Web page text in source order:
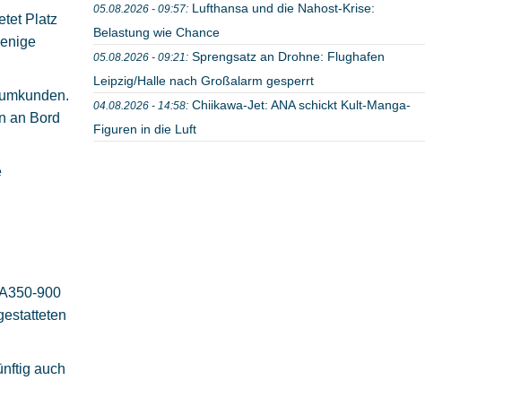
05.08.2026 - 09:57: Lufthansa und die Nahost-Krise:
Belastung wie Chance
05.08.2026 - 09:21: Sprengsatz an Drohne: Flughafen
Leipzig/Halle nach Großalarm gesperrt
04.08.2026 - 14:58: Chiikawa-Jet: ANA schickt Kult-Manga-
Figuren in die Luft
Platz
an Bord
900
auch